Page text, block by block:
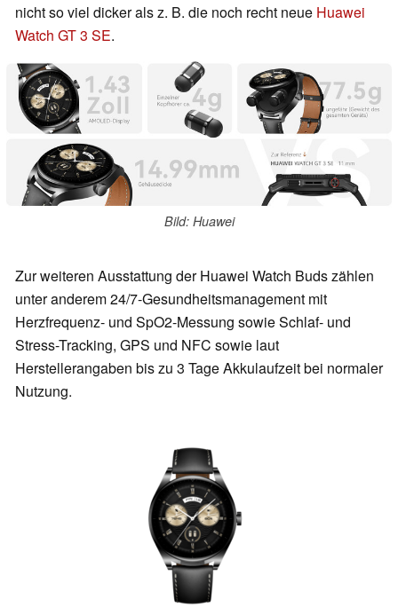
nicht so viel dicker als z. B. die noch recht neue Huawei
Watch GT 3 SE.
Bild: Huawei
Zur weiteren Ausstattung der Huawei Watch Buds zählen
unter anderem 24/7-Gesundheitsmanagement mit
Herzfrequenz- und SpO2-Messung sowie Schlaf- und
Stress-Tracking, GPS und NFC sowie laut
Herstellerangaben bis zu 3 Tage Akkulaufzeit bei normaler
Nutzung.